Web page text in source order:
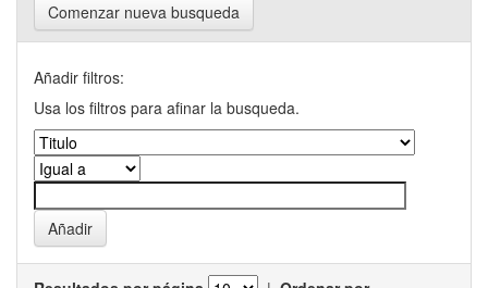
Comenzar nueva busqueda
Añadir filtros:
Usa los filtros para afinar la busqueda.